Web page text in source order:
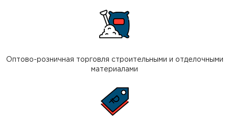
Оптово-розничная торговля строительными и отделочными
материалами